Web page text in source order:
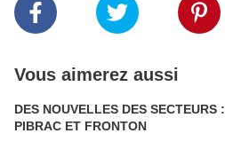
Vous aimerez aussi
DES NOUVELLES DES SECTEURS :
PIBRAC ET FRONTON